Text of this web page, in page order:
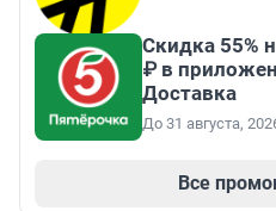
Скидка 55%
₽ в
Доставка
До 31 августа,
Все